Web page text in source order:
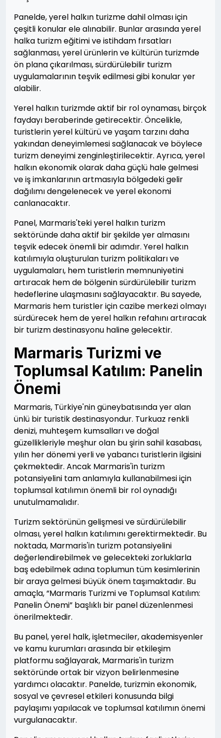
Panelde, yerel halkın turizme dahil olması için
çeşitli konular ele alınabilir. Bunlar arasında yerel
halka turizm eğitimi ve istihdam fırsatları
sağlanması, yerel ürünlerin ve kültürün turizmde
ön plana çıkarılması, sürdürülebilir turizm
uygulamalarının teşvik edilmesi gibi konular yer
alabilir.
Yerel halkın turizmde aktif bir rol oynaması, birçok
faydayı beraberinde getirecektir. Öncelikle,
turistlerin yerel kültürü ve yaşam tarzını daha
yakından deneyimlemesi sağlanacak ve böylece
turizm deneyimi zenginleştirilecektir. Ayrıca, yerel
halkın ekonomik olarak daha güçlü hale gelmesi
ve iş imkanlarının artmasıyla bölgedeki gelir
dağılımı dengelenecek ve yerel ekonomi
canlanacaktır.
Panel, Marmaris'teki yerel halkın turizm
sektöründe daha aktif bir şekilde yer almasını
teşvik edecek önemli bir adımdır. Yerel halkın
katılımıyla oluşturulan turizm politikaları ve
uygulamaları, hem turistlerin memnuniyetini
artıracak hem de bölgenin sürdürülebilir turizm
hedeflerine ulaşmasını sağlayacaktır. Bu sayede,
Marmaris hem turistler için cazibe merkezi olmayı
sürdürecek hem de yerel halkın refahını artıracak
bir turizm destinasyonu haline gelecektir.
Marmaris Turizmi ve
Toplumsal Katılım: Panelin
Önemi
Marmaris, Türkiye'nin güneybatısında yer alan
ünlü bir turistik destinasyondur. Turkuaz renkli
denizi, muhteşem kumsalları ve doğal
güzellikleriyle meşhur olan bu şirin sahil kasabası,
yılın her dönemi yerli ve yabancı turistlerin ilgisini
çekmektedir. Ancak Marmaris'in turizm
potansiyelini tam anlamıyla kullanabilmesi için
toplumsal katılımın önemli bir rol oynadığı
unutulmamalıdır.
Turizm sektörünün gelişmesi ve sürdürülebilir
olması, yerel halkın katılımını gerektirmektedir. Bu
noktada, Marmaris'in turizm potansiyelini
değerlendirebilmek ve gelecekteki zorluklarla
baş edebilmek adına toplumun tüm kesimlerinin
bir araya gelmesi büyük önem taşımaktadır. Bu
amaçla, “Marmaris Turizmi ve Toplumsal Katılım:
Panelin Önemi” başlıklı bir panel düzenlenmesi
önerilmektedir.
Bu panel, yerel halk, işletmeciler, akademisyenler
ve kamu kurumları arasında bir etkileşim
platformu sağlayarak, Marmaris'in turizm
sektöründe ortak bir vizyon belirlenmesine
yardımcı olacaktır. Panelde, turizmin ekonomik,
sosyal ve çevresel etkileri konusunda bilgi
paylaşımı yapılacak ve toplumsal katılımın önemi
vurgulanacaktır.